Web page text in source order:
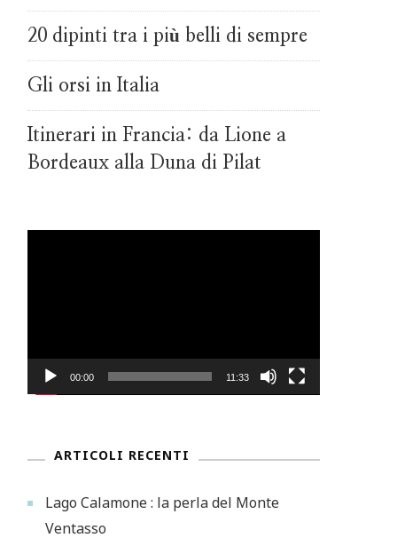
20 dipinti tra i più belli di sempre
Gli orsi in Italia
Itinerari in Francia: da Lione a
Bordeaux alla Duna di Pilat
00:00 11:33
ARTICOLI RECENTI
Lago Calamone : la perla del Monte
Ventasso